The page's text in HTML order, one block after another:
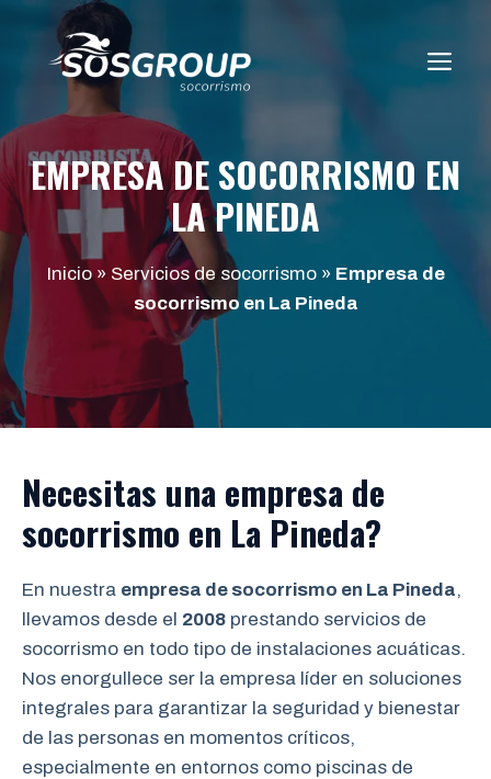
contenido
EMPRESA DE SOCORRISMO EN
LA PINEDA
Inicio» Servicios de socorrismo» Empresa de
socorrismo en La Pineda
Necesitas una empresa de
socorrismo en La Pineda?
En nuestra empresa de socorrismo en La Pineda,
llevamos desde el 2008 prestando servicios de
socorrismo en todo tipo de instalaciones acuáticas.
Nos enorgullece ser la empresa líder en soluciones
integrales para garantizar la seguridad y bienestar
de las personas en momentos críticos,
especialmente en entornos como piscinas de